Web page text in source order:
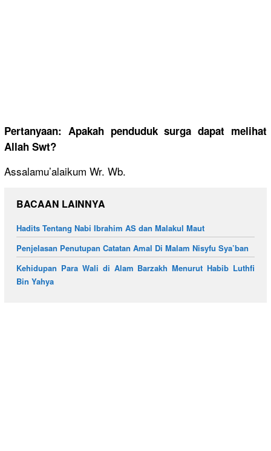
Pertanyaan: Apakah penduduk surga dapat melihat
Allah Swt?
Assalamu’alaikum Wr. Wb.
BACAAN LAINNYA
Hadits Tentang Nabi Ibrahim AS dan Malakul Maut
Penjelasan Penutupan Catatan Amal Di Malam Nisyfu Sya’ban
Kehidupan Para Wali di Alam Barzakh Menurut Habib Luthfi
Bin Yahya